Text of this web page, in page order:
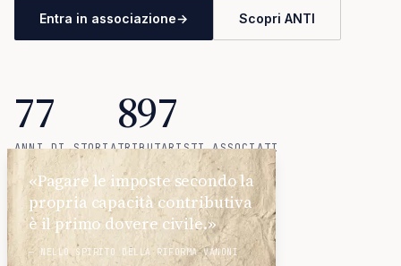
Entra in associazione→ Scopri ANTI
77
ANNI DI STORIA
897
TRIBUTARISTI ASSOCIATI
18
SEZIONI REGIONALI
«Pagare le imposte secondo la
propria capacità contributiva
è il primo dovere civile.»
— NELLO SPIRITO DELLA RIFORMA VANONI